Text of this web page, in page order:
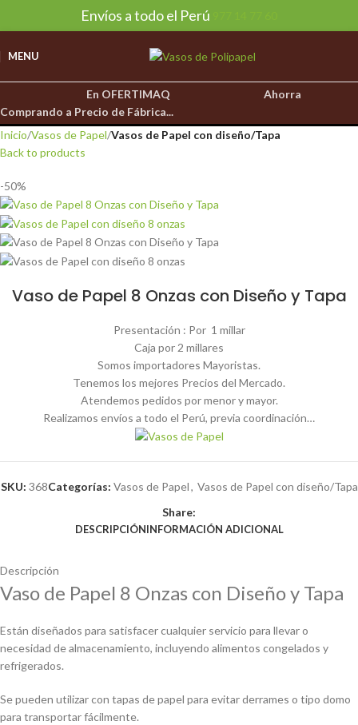
Envíos a todo el Perú
MENU
En OFERTIMAQ
Ahorra
Comprando a Precio de Fábrica...
Inicio Vasos de Papel Vasos de Papel con diseño/Tapa
Back to products
-50%
Vaso de Papel 8 Onzas con Diseño y Tapa
Presentación : Por 1 millar
Caja por 2 millares
Somos importadores Mayoristas.
Tenemos los mejores Precios del Mercado.
Atendemos pedidos por menor y mayor.
Realizamos envíos a todo el Perú, previa coordinación…
SKU: 368Categorías: Vasos de Papel, Vasos de Papel con diseño/Tapa
Share:
DESCRIPCIÓNINFORMACIÓN ADICIONAL
Descripción
Vaso de Papel 8 Onzas con Diseño y Tapa
Están diseñados para satisfacer cualquier servicio para llevar o
necesidad de almacenamiento, incluyendo alimentos congelados y
refrigerados.
Se pueden utilizar con tapas de papel para evitar derrames o tipo domo
para transportar fácilmente.